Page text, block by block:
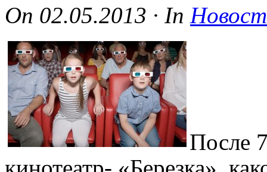
On 02.05.2013 · In
После